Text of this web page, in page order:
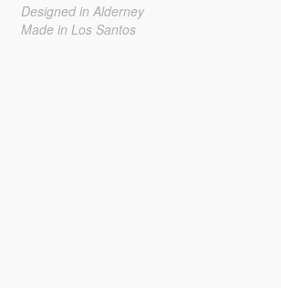
Designed in Alderney
Made in Los Santos